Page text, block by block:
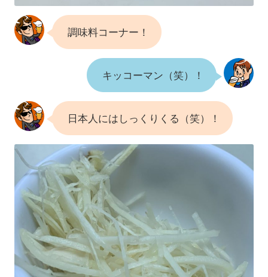
調味料コーナー！
キッコーマン（笑）！
日本人にはしっくりくる（笑）！